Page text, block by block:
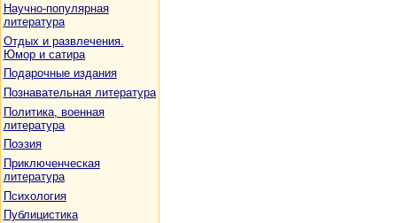
Научно-популярная
литература
Отдых и развлечения.
Юмор и сатира
Подарочные издания
Познавательная литература
Политика, военная
литература
Поэзия
Приключенческая
литература
Психология
Публицистика